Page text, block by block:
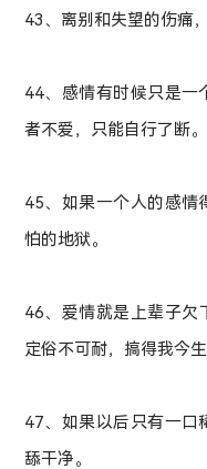
43、离别和失望的伤痛
44、感情有时候只是一
者不爱，只能自行了断。
45、如果一个人的感情
怕的地狱。
46、爱情就是上辈子
定俗不可耐，搞得我今生
47、如果以后只有一口
舔干净。